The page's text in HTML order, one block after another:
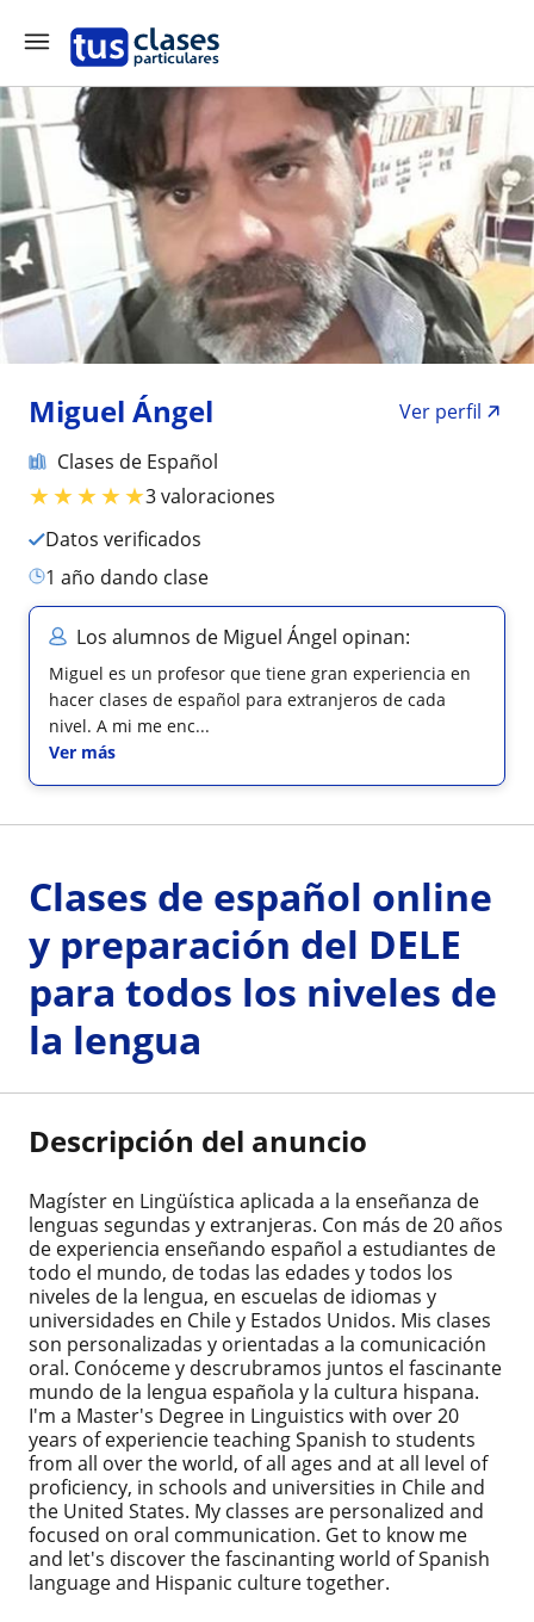
Miguel Ángel
Ver perfil
Clases de Español
★★★★★3 valoraciones
Datos verificados
1 año dando clase
Los alumnos de Miguel Ángel opinan:
Miguel es un profesor que tiene gran experiencia en
hacer clases de español para extranjeros de cada
nivel. A mi me enc...
Ver más
Clases de español online
y preparación del DELE
para todos los niveles de
la lengua
Descripción del anuncio
Magíster en Lingüística aplicada a la enseñanza de
lenguas segundas y extranjeras. Con más de 20 años
de experiencia enseñando español a estudiantes de
todo el mundo, de todas las edades y todos los
niveles de la lengua, en escuelas de idiomas y
universidades en Chile y Estados Unidos. Mis clases
son personalizadas y orientadas a la comunicación
oral. Conóceme y descrubramos juntos el fascinante
mundo de la lengua española y la cultura hispana.
I'm a Master's Degree in Linguistics with over 20
years of experiencie teaching Spanish to students
from all over the world, of all ages and at all level of
proficiency, in schools and universities in Chile and
the United States. My classes are personalized and
focused on oral communication. Get to know me
and let's discover the fascinanting world of Spanish
language and Hispanic culture together.